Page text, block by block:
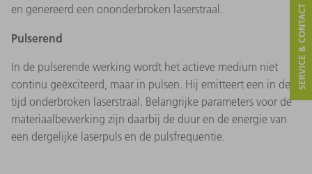
en genereerd een ononderbroken laserstraal.
Pulserend
In de pulserende werking wordt het actieve medium niet
continu geëxciteerd, maar in pulsen. Hij emitteert een in de
tijd onderbroken laserstraal. Belangrijke parameters voor de
materiaalbewerking zijn daarbij de duur en de energie van
een dergelijke laserpuls en de pulsfrequentie.
SERVICE & CONTACT